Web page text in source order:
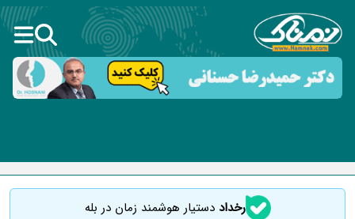
رخداددستیار هوشمند زمان در بله